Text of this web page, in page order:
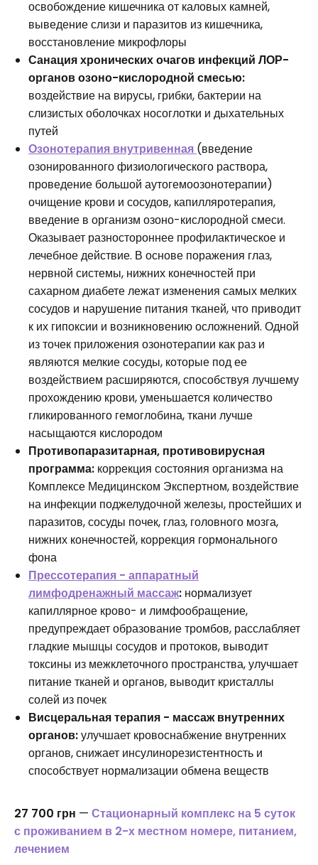
освобождение кишечника от каловых камней,
выведение слизи и паразитов из кишечника,
восстановление микрофлоры
Санация хронических очагов инфекций ЛОР-
органов озоно-кислородной смесью:
воздействие на вирусы, грибки, бактерии на
слизистых оболочках носоглотки и дыхательных
путей
Озонотерапия внутривенная (введение
озонированного физиологического раствора,
проведение большой аутогемоозонотерапии)
очищение крови и сосудов, капилляротерапия,
введение в организм озоно-кислородной смеси.
Оказывает разностороннее профилактическое и
лечебное действие. В основе поражения глаз,
нервной системы, нижних конечностей при
сахарном диабете лежат изменения самых мелких
сосудов и нарушение питания тканей, что приводит
к их гипоксии и возникновению осложнений. Одной
из точек приложения озонотерапии как раз и
являются мелкие сосуды, которые под ее
воздействием расширяются, способствуя лучшему
прохождению крови, уменьшается количество
гликированного гемоглобина, ткани лучше
насыщаются кислородом
Противопаразитарная, противовирусная
программа: коррекция состояния организма на
Комплексе Медицинском Экспертном, воздействие
на инфекции поджелудочной железы, простейших и
паразитов, сосуды почек, глаз, головного мозга,
нижних конечностей, коррекция гормонального
фона
Прессотерапия - аппаратный
лимфодренажный массаж: нормализует
капиллярное крово- и лимфообращение,
предупреждает образование тромбов, расслабляет
гладкие мышцы сосудов и протоков, выводит
токсины из межклеточного пространства, улучшает
питание тканей и органов, выводит кристаллы
солей из почек
Висцеральная терапия - массаж внутренних
органов:улучшает кровоснабжение внутренних
органов, снижает инсулинорезистентность и
способствует нормализации обмена веществ
27 700 грн — Стационарный комплекс на 5 суток
с проживанием в 2-х местном номере, питанием,
лечением